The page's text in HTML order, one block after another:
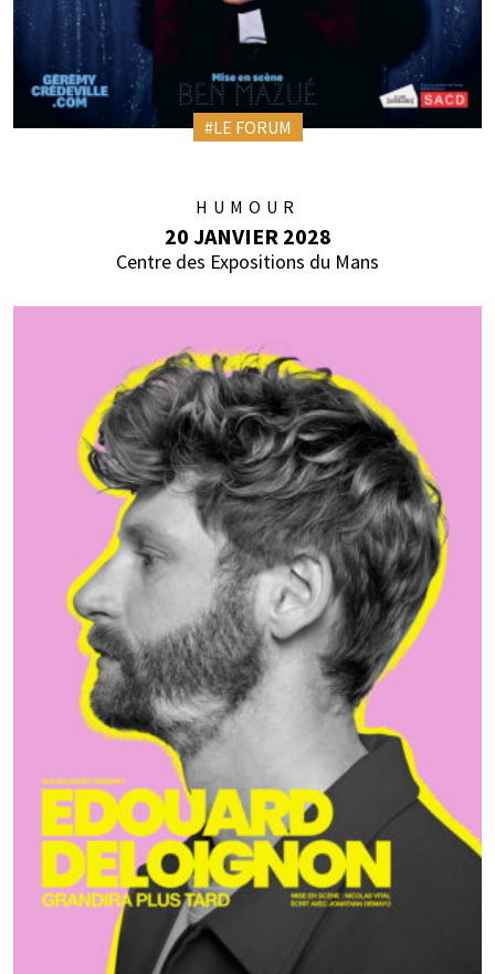
#LE FORUM
HUMOUR
20 JANVIER 2028
Centre des Expositions du Mans